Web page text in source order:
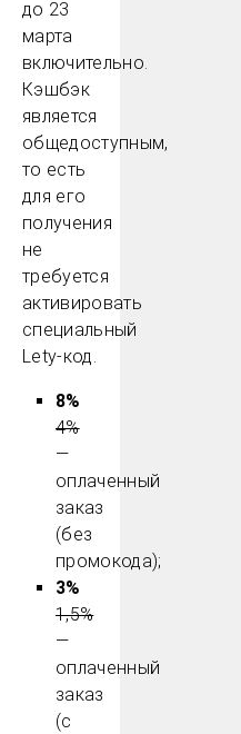
до 23
марта
включительно.
Кэшбэк
является
общедоступным,
то есть
для его
получения
не
требуется
активировать
специальный
Lety-код.
8%
4%
—
оплаченный
заказ
(без
промокода);
3%
1,5%
—
оплаченный
заказ
(с